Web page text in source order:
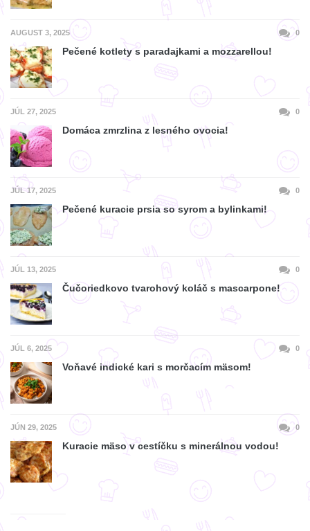
AUGUST 3, 2025 0
Pečené kotlety s paradajkami a mozzarellou!
JÚL 27, 2025 0
Domáca zmrzlina z lesného ovocia!
JÚL 17, 2025 0
Pečené kuracie prsia so syrom a bylinkami!
JÚL 13, 2025 0
Čučoriedkovo tvarohový koláč s mascarpone!
JÚL 6, 2025 0
Voňavé indické kari s morčacím mäsom!
JÚN 29, 2025 0
Kuracie mäso v cestíčku s minerálnou vodou!